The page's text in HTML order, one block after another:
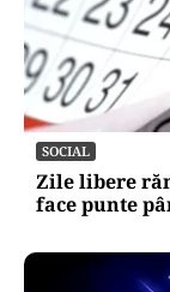
SOCIAL
Zile libere
face punte